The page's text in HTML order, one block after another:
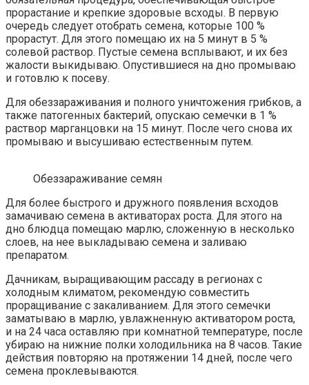
прорастание и крепкие здоровые всходы. В первую
очередь следует отобрать семена, которые 100 %
прорастут. Для этого помещаю их на 5 минут в 5 %
солевой раствор. Пустые семена всплывают, и их без
жалости выкидываю. Опустившиеся на дно промываю
и готовлю к посеву.
Для обеззараживания и полного уничтожения грибков, а
также патогенных бактерий, опускаю семечки в 1 %
раствор марганцовки на 15 минут. После чего снова их
промываю и высушиваю естественным путем.
Обеззараживание семян
Для более быстрого и дружного появления всходов
замачиваю семена в активаторах роста. Для этого на
дно блюдца помещаю марлю, сложенную в несколько
слоев, на нее выкладываю семена и заливаю
препаратом.
Дачникам, выращивающим рассаду в регионах с
холодным климатом, рекомендую совместить
проращивание с закаливанием. Для этого семечки
заматываю в марлю, увлажненную активатором роста,
и на 24 часа оставляю при комнатной температуре, после
убираю на нижние полки холодильника на 8 часов. Такие
действия повторяю на протяжении 14 дней, после чего
семена проклевываются.